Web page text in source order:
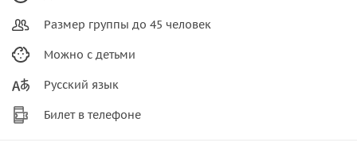
Размер группы до 45 человек
Можно с детьми
Русский язык
Билет в телефоне